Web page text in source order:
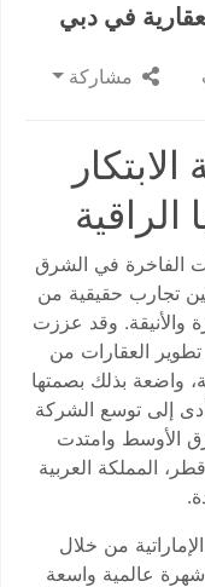
في دبي
مشاركة
الفاخرة في الشرق
للمقيمين تجارب حقيقية من
والأنيقة. وقد عززت
العقارات من
واضعة بذلك بصمتها
إلى توسع الشركة
الأوسط وامتدت
المملكة العربية
من خلال
عالمية واسعة